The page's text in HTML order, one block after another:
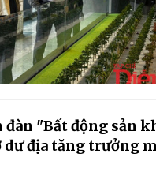
đàn "Bất động sản
dư địa tăng trưởng